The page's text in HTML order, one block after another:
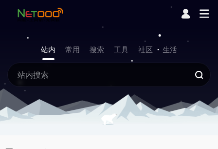
站内 常用 搜索 工具 社区 生活